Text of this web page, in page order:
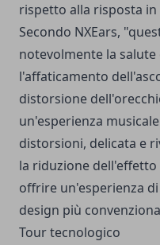
rispetto alla risposta
Secondo NXEars,
notevolmente la
l'affaticamento
distorsione
un'esperienza
distorsioni, delicata e
la riduzione
offrire un'esperienza
design più
Tour tecnologico